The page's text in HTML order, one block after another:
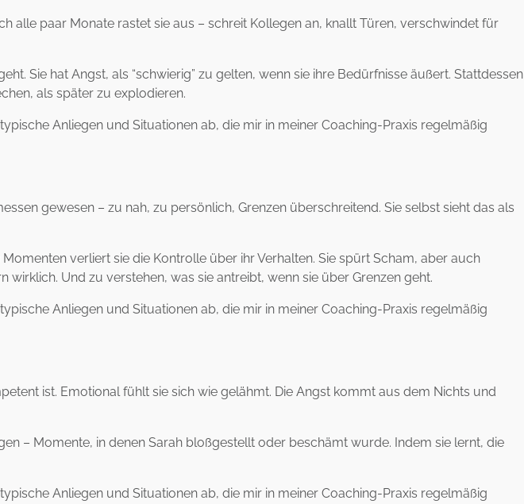
alle paar Monate rastet sie aus – schreit Kollegen an, knallt Türen, verschwindet für
Sie hat Angst, als “schwierig” zu gelten, wenn sie ihre Bedürfnisse äußert. Stattdessen
als später zu explodieren.
Anliegen und Situationen ab, die mir in meiner Coaching-Praxis regelmäßig
gewesen – zu nah, zu persönlich, Grenzen überschreitend. Sie selbst sieht das als
verliert sie die Kontrolle über ihr Verhalten. Sie spürt Scham, aber auch
Und zu verstehen, was sie antreibt, wenn sie über Grenzen geht.
Anliegen und Situationen ab, die mir in meiner Coaching-Praxis regelmäßig
ist. Emotional fühlt sie sich wie gelähmt. Die Angst kommt aus dem Nichts und
– Momente, in denen Sarah bloßgestellt oder beschämt wurde. Indem sie lernt, die
Anliegen und Situationen ab, die mir in meiner Coaching-Praxis regelmäßig